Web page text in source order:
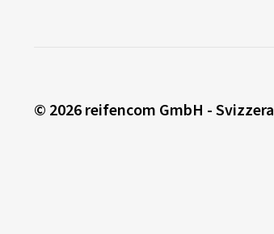
© 2026 reifencom GmbH - Svizzera